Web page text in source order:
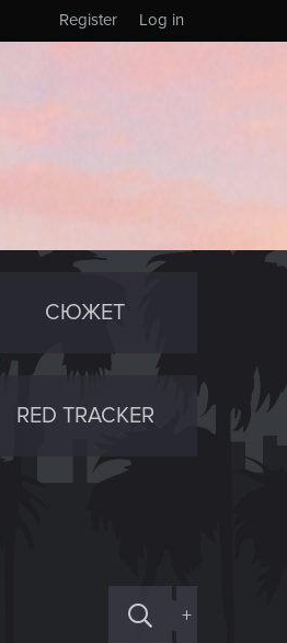
Log in
Register
СЮЖЕТ
RED TRACKER
+